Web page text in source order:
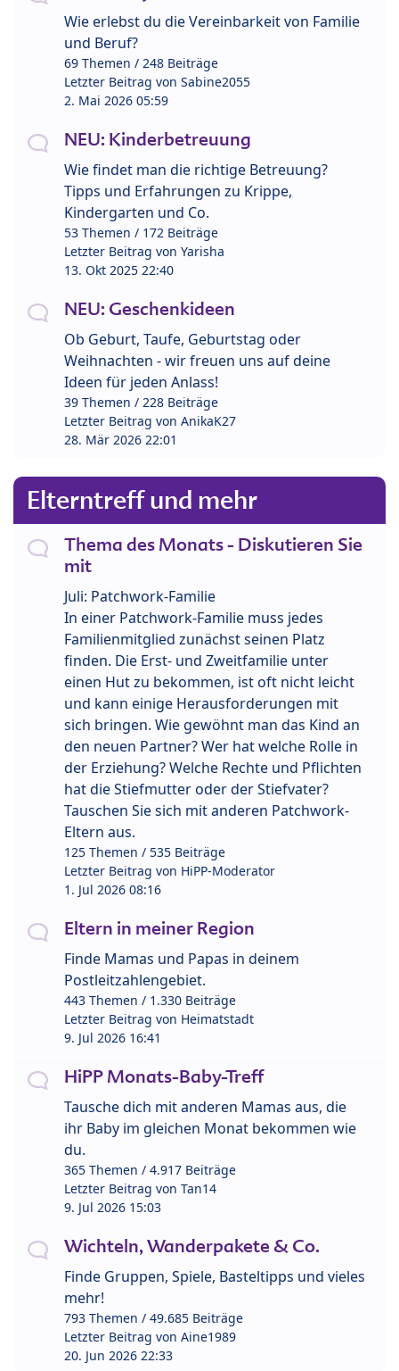
Wie erlebst du die Vereinbarkeit von Familie
und Beruf?
69 Themen / 248 Beiträge
Letzter Beitrag von Sabine2055
2. Mai 2026 05:59
NEU: Kinderbetreuung
Wie findet man die richtige Betreuung?
Tipps und Erfahrungen zu Krippe,
Kindergarten und Co.
53 Themen / 172 Beiträge
Letzter Beitrag von Yarisha
13. Okt 2025 22:40
NEU: Geschenkideen
Ob Geburt, Taufe, Geburtstag oder
Weihnachten - wir freuen uns auf deine
Ideen für jeden Anlass!
39 Themen / 228 Beiträge
Letzter Beitrag von AnikaK27
28. Mär 2026 22:01
Elterntreff und mehr
Thema des Monats - Diskutieren Sie
mit
Juli: Patchwork-Familie
In einer Patchwork-Familie muss jedes
Familienmitglied zunächst seinen Platz
finden. Die Erst- und Zweitfamilie unter
einen Hut zu bekommen, ist oft nicht leicht
und kann einige Herausforderungen mit
sich bringen. Wie gewöhnt man das Kind an
den neuen Partner? Wer hat welche Rolle in
der Erziehung? Welche Rechte und Pflichten
hat die Stiefmutter oder der Stiefvater?
Tauschen Sie sich mit anderen Patchwork-
Eltern aus.
125 Themen / 535 Beiträge
Letzter Beitrag von HiPP-Moderator
1. Jul 2026 08:16
Eltern in meiner Region
Finde Mamas und Papas in deinem
Postleitzahlengebiet.
443 Themen / 1.330 Beiträge
Letzter Beitrag von Heimatstadt
9. Jul 2026 16:41
HiPP Monats-Baby-Treff
Tausche dich mit anderen Mamas aus, die
ihr Baby im gleichen Monat bekommen wie
du.
365 Themen / 4.917 Beiträge
Letzter Beitrag von Tan14
9. Jul 2026 15:03
Wichteln, Wanderpakete & Co.
Finde Gruppen, Spiele, Basteltipps und vieles
mehr!
793 Themen / 49.685 Beiträge
Letzter Beitrag von Aine1989
20. Jun 2026 22:33